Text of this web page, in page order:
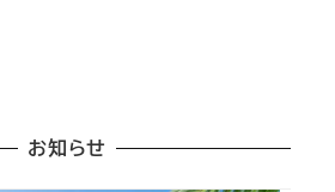
お知らせ